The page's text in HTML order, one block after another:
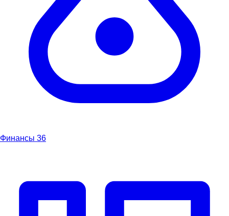
Финансы 36